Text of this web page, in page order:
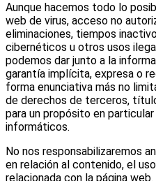
Aunque hacemos todo lo
web de virus, acceso no
eliminaciones, tiempos
cibernéticos u otros usos
podemos dar junto a la
garantía implícita, expresa o
forma enunciativa más no
de derechos de terceros,
para un propósito en
informáticos.
No nos responsabilizaremos
en relación al contenido, el
relacionada con la página